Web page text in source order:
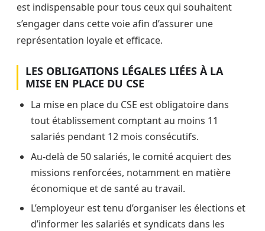
est indispensable pour tous ceux qui souhaitent
s’engager dans cette voie afin d’assurer une
représentation loyale et efficace.
LES OBLIGATIONS LÉGALES LIÉES À LA
MISE EN PLACE DU CSE
La mise en place du CSE est obligatoire dans
tout établissement comptant au moins 11
salariés pendant 12 mois consécutifs.
Au-delà de 50 salariés, le comité acquiert des
missions renforcées, notamment en matière
économique et de santé au travail.
L’employeur est tenu d’organiser les élections et
d’informer les salariés et syndicats dans les